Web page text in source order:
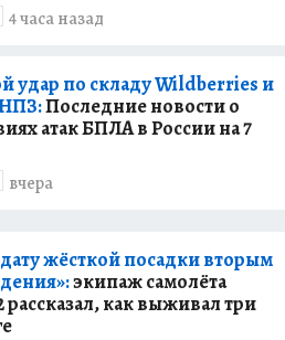
4 часа назад
удар по складу Wildberries и
Последние новости о
атак БПЛА в России на 7
вчера
жёсткой посадки вторым
экипаж самолёта
рассказал, как выживал три